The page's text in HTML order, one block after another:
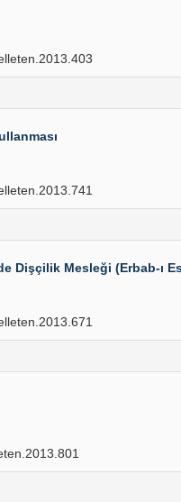
Dişçilik Mesleği (Erbab-ı